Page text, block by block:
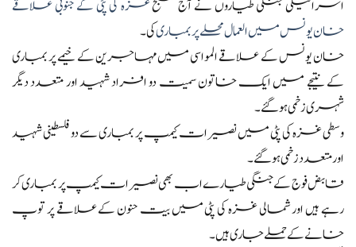
اسرائیلی جنگی طیاروں نے آج صبحغزہ کی پٹی کے جنوبی علاقے
خان یونس میں العمال محلے پر بمباریکی۔
خان یونس کے علاقے المواسی میں مہاجرین کے خیمے پر بمباری
کے نتیجے میں ایک خاتون سمیت دو افراد شہید اور متعدد دیگر
شہری زخمی ہو گئے۔
وسطی غزہ کی پٹی میں نصیرات کیمپ پر بمباری سے دو فلسطینی شہید
اور متعدد زخمی ہوگئے۔
قابض فوج کے جنگی طیارے اب بھی نصیرات کیمپ پر بمباری کر
رہے ہیں اور شمالی غزہ کی پٹی میں بیت حنون کے علاقے پر توپ
خانے کے حملے جاری ہیں۔